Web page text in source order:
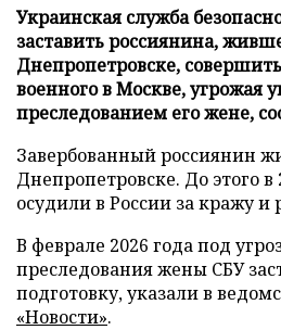
Украинская служба
заставить россиянина,
Днепропетровске,
военного в Москве, угрожая
преследованием его жене,
Завербованный россиянин
Днепропетровске. До этого в
осудили в России за кражу и
В феврале 2026 года под
преследования жены СБУ
подготовку, указали в
«Новости».